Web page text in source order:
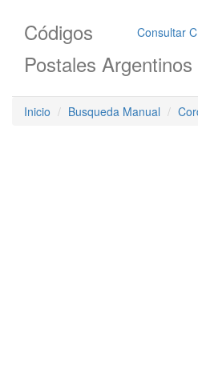
Consultar
Códigos
Postales Argentinos
Inicio Busqueda Manual